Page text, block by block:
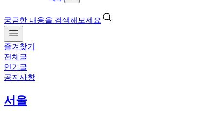
궁금한 내용을 검색해보세요
즐겨찾기
전체글
인기글
공지사항
서울